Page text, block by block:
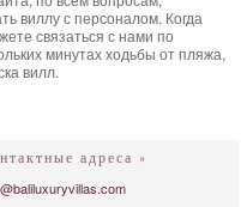
виллу с персоналом. Когда
связаться с нами по
минутах ходьбы от пляжа,
вилл.
адреса »